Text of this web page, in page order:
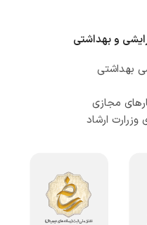
و بهداشتی
بهداشتی
مجازی
ارشاد